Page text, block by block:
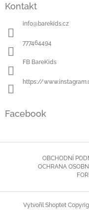
Kontakt
info@barekids.cz
777464494
FB BareKids
https://
Facebook
OBCHODNÍ
OCHRANA
Vytvořil Shoptet